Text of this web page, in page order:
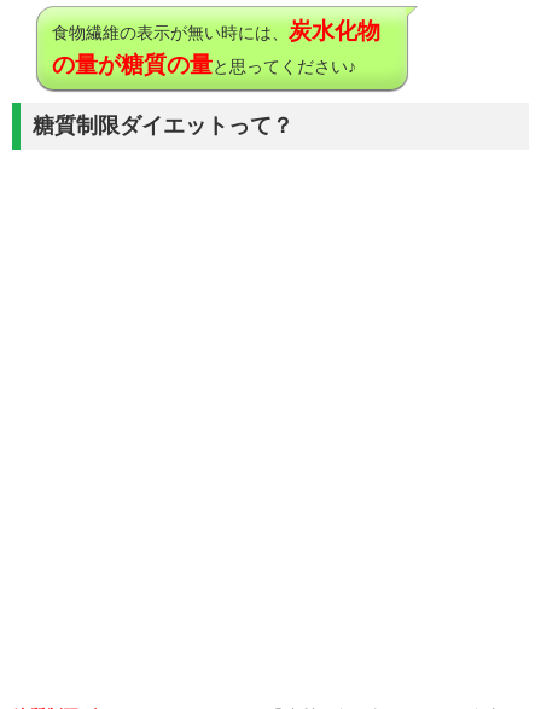
食物繊維の表示が無い時には、 炭水化物
の量が糖質の量と思ってください♪
糖質制限ダイエットって？